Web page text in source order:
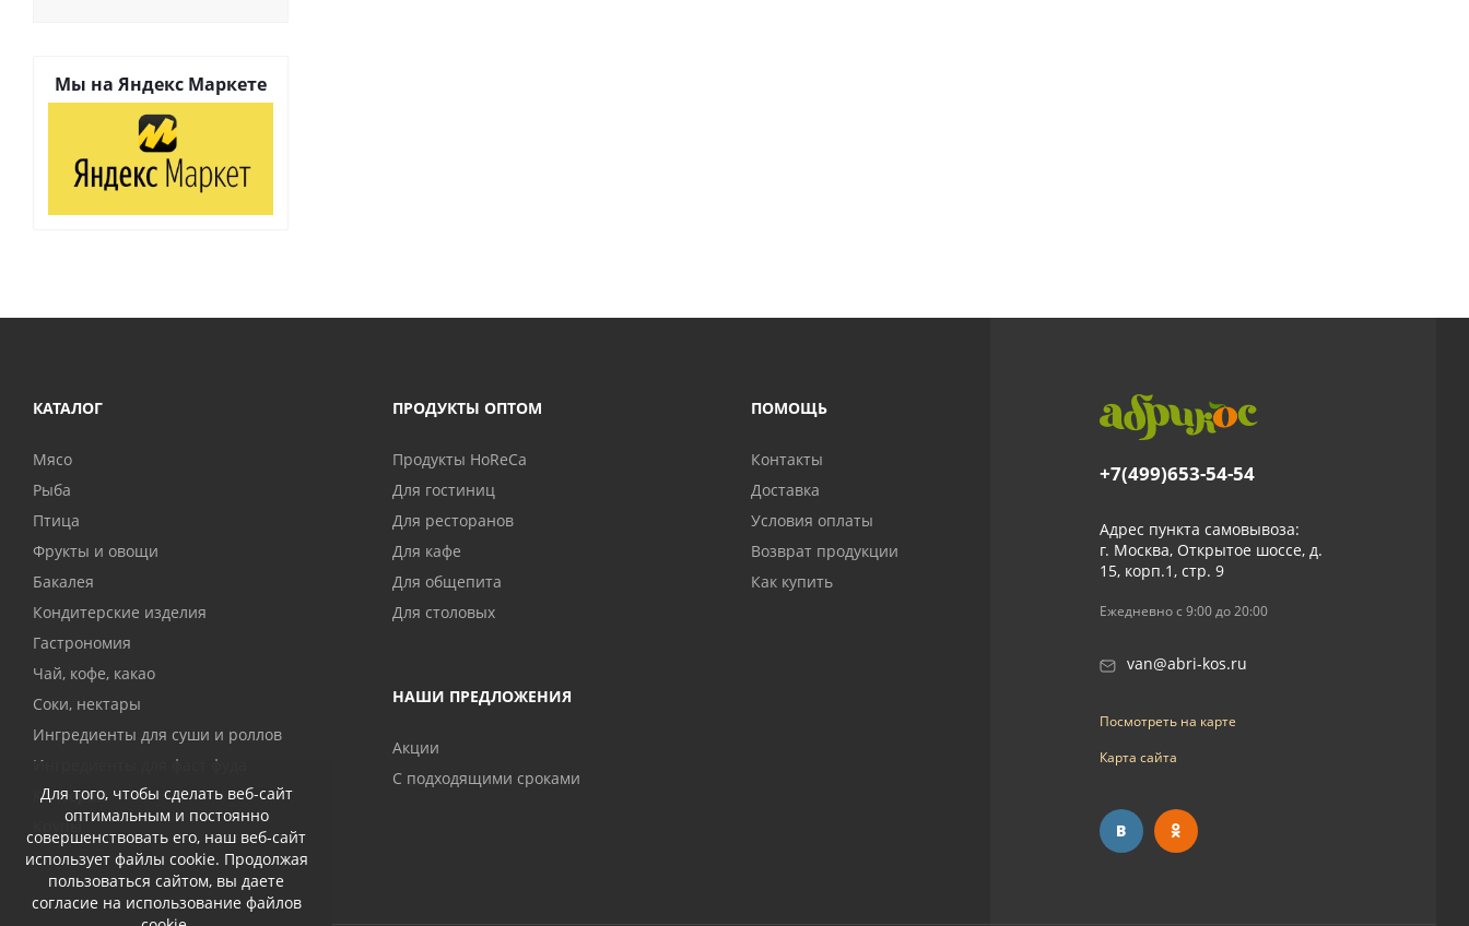
Для того, чтобы сделать веб-сайт
оптимальным и постоянно
совершенствовать его, наш веб-сайт
использует файлы cookie. Продолжая
пользоваться сайтом, вы даете
согласие на использование файлов
Мы на Яндекс Маркете
КАТАЛОГ
Мясо
Рыба
Птица
Фрукты и овощи
Бакалея
Кондитерские изделия
Гастрономия
Чай, кофе, какао
Соки, нектары
Ингредиенты для суши и роллов
Ингредиенты для фаст фуда
Консервы
Крупы
ПРОДУКТЫ ОПТОМ
Продукты HoReCa
Для гостиниц
Для ресторанов
Для кафе
Для общепита
Для столовых
НАШИ ПРЕДЛОЖЕНИЯ
Акции
С подходящими сроками
ПОМОЩЬ
Контакты
Доставка
Условия оплаты
Возврат продукции
Как купить
+7(499)653-54-54
Адрес пункта самовывоза:
г. Москва, Открытое шоссе, д.
15, корп.1, стр. 9
Ежедневно с 9:00 до 20:00
van@abri-kos.ru
Посмотреть на карте
Карта сайта